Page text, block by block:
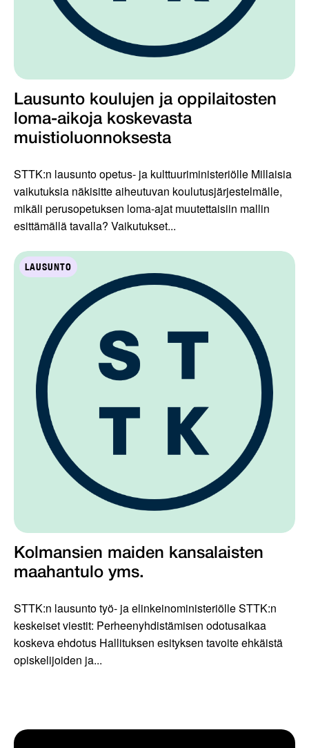
Lausunto koulujen ja oppilaitosten
loma-aikoja koskevasta
muistioluonnoksesta
STTK:n lausunto opetus- ja kulttuuriministeriölle Millaisia
vaikutuksia näkisitte aiheutuvan koulutusjärjestelmälle,
mikäli perusopetuksen loma-ajat muutettaisiin mallin
esittämällä tavalla? Vaikutukset...
LAUSUNTO
Kolmansien maiden kansalaisten
maahantulo yms.
STTK:n lausunto työ- ja elinkeinoministeriölle STTK:n
keskeiset viestit: Perheenyhdistämisen odotusaikaa
koskeva ehdotus Hallituksen esityksen tavoite ehkäistä
opiskelijoiden ja...